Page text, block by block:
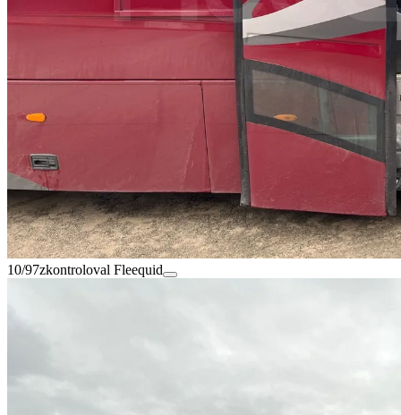
10/97zkontroloval Fleequid